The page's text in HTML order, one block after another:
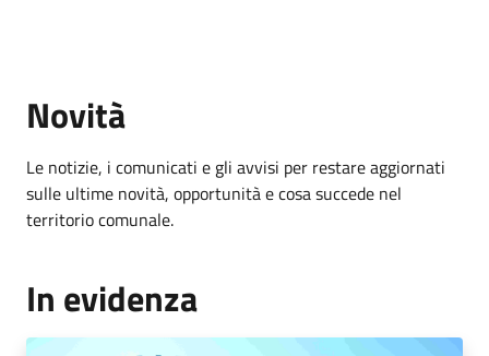
Novità
Le notizie, i comunicati e gli avvisi per restare aggiornati
sulle ultime novità, opportunità e cosa succede nel
territorio comunale.
In evidenza